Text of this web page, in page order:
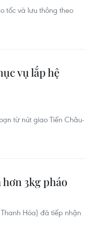
tốc và lưu thông theo
vụ lắp hệ
từ nút giao Tiến Châu-
3kg pháo
Hóa) đã tiếp nhận